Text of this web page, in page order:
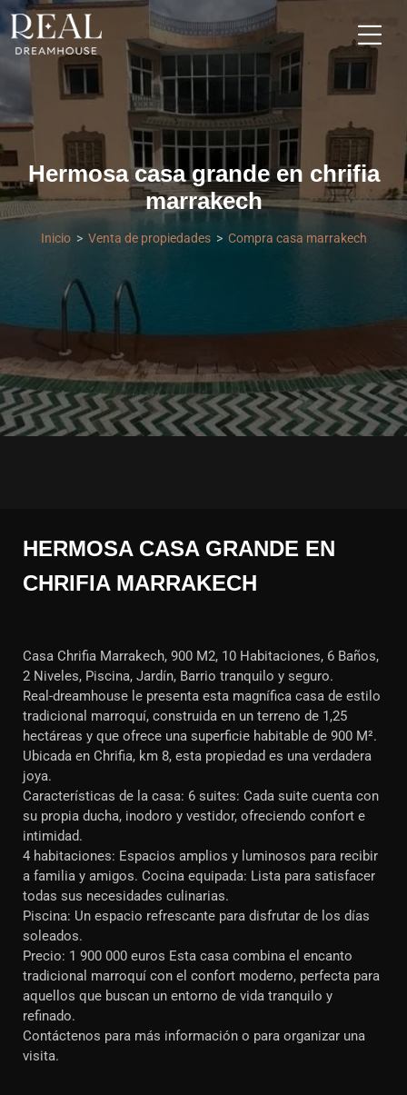
Hermosa casa grande en chrifia
marrakech
Inicio Venta de propiedades Compra casa marrakech
HERMOSA CASA GRANDE EN
CHRIFIA MARRAKECH
Casa Chrifia Marrakech, 900 M2, 10 Habitaciones, 6 Baños,
2 Niveles, Piscina, Jardín, Barrio tranquilo y seguro.
Real-dreamhouse le presenta esta magnífica casa de estilo
tradicional marroquí, construida en un terreno de 1,25
hectáreas y que ofrece una superficie habitable de 900 M².
Ubicada en Chrifia, km 8, esta propiedad es una verdadera
joya.
Características de la casa: 6 suites: Cada suite cuenta con
su propia ducha, inodoro y vestidor, ofreciendo confort e
intimidad.
4 habitaciones: Espacios amplios y luminosos para recibir
a familia y amigos. Cocina equipada: Lista para satisfacer
todas sus necesidades culinarias.
Piscina: Un espacio refrescante para disfrutar de los días
soleados.
Precio: 1 900 000 euros Esta casa combina el encanto
tradicional marroquí con el confort moderno, perfecta para
aquellos que buscan un entorno de vida tranquilo y
refinado.
Contáctenos para más información o para organizar una
visita.